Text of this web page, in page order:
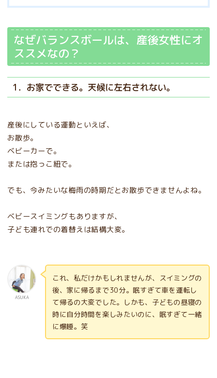
なぜバランスボールは、産後女性にオ
ススメなの？
1．お家でできる。天候に左右されない。
産後にしている運動といえば、
お散歩。
ベビーカーで。
または抱っこ紐で。
でも、今みたいな梅雨の時期だとお散歩できませんよね。
ベビースイミングもありますが、
子ども連れでの着替えは結構大変。
ASUKA
これ、私だけかもしれませんが、スイミングの
後、家に帰るまで30分。眠すぎて車を運転し
て帰るの大変でした。しかも、子どもの昼寝の
時に自分時間を楽しみたいのに、眠すぎて一緒
に爆睡。笑